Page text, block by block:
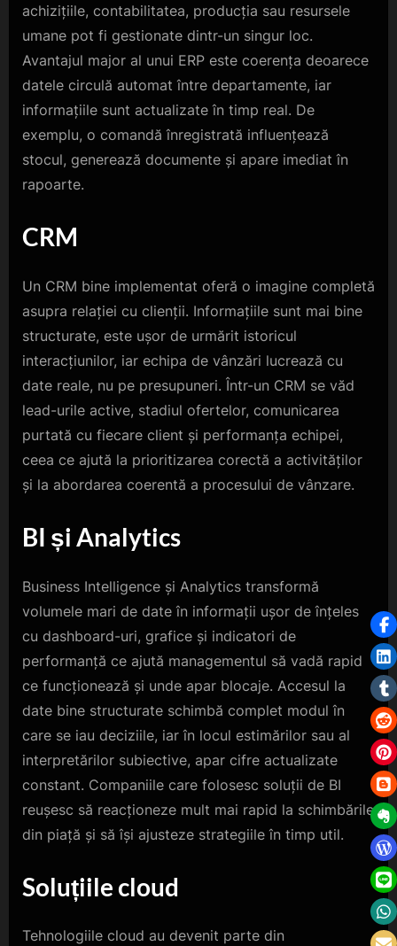
achizițiile, contabilitatea, producția sau resursele
umane pot fi gestionate dintr-un singur loc.
Avantajul major al unui ERP este coerența deoarece
datele circulă automat între departamente, iar
informațiile sunt actualizate în timp real. De
exemplu, o comandă înregistrată influențează
stocul, generează documente și apare imediat în
rapoarte.
CRM
Un CRM bine implementat oferă o imagine completă
asupra relației cu clienții. Informațiile sunt mai bine
structurate, este ușor de urmărit istoricul
interacțiunilor, iar echipa de vânzări lucrează cu
date reale, nu pe presupuneri. Într-un CRM se văd
lead-urile active, stadiul ofertelor, comunicarea
purtată cu fiecare client și performanța echipei,
ceea ce ajută la prioritizarea corectă a activităților
și la abordarea coerentă a procesului de vânzare.
BI și Analytics
Business Intelligence și Analytics transformă
volumele mari de date în informații ușor de înțeles
cu dashboard-uri, grafice și indicatori de
performanță ce ajută managementul să vadă rapid
ce funcționează și unde apar blocaje. Accesul la
date bine structurate schimbă complet modul în
care se iau deciziile, iar în locul estimărilor sau al
interpretărilor subiective, apar cifre actualizate
constant. Companiile care folosesc soluții de BI
reușesc să reacționeze mult mai rapid la schimbările
din piață și să își ajusteze strategiile în timp util.
Soluțiile cloud
Tehnologiile cloud au devenit parte din